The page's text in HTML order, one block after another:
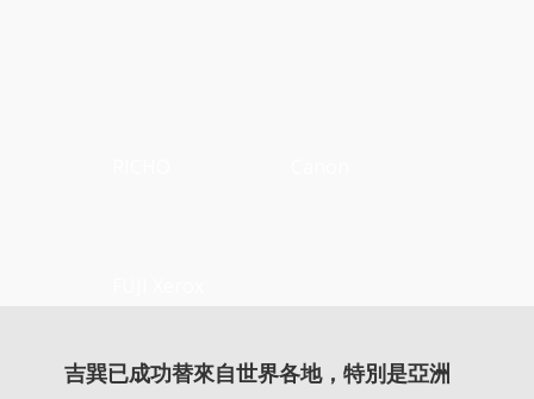
吉巽已成功替來自世界各地，特別是亞洲